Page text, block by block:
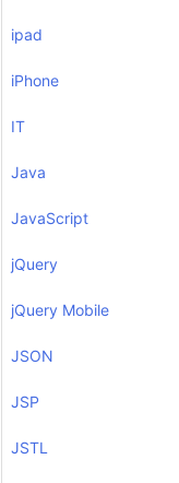
ipad
iPhone
IT
Java
JavaScript
jQuery
jQuery Mobile
JSON
JSP
JSTL